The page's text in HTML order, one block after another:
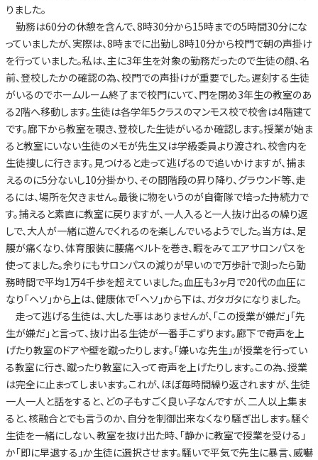
りました。
勤務は60分の休憩を含んで、8時30分から15時までの5時間30分にな
っていましたが、実際は、8時までに出勤し8時10分から校門で朝の声掛け
を行っていました。私は、主に3年生を対象の勤務だったので生徒の顔、名
前、登校したかの確認の為、校門での声掛けが重要でした。遅刻する生徒
がいるのでホームルーム終了まで校門にいて、門を閉め3年生の教室のあ
る2階へ移動します。生徒は各学年5クラスのマンモス校で校舎は4階建て
です。廊下から教室を覗き、登校した生徒がいるか確認します。授業が始ま
ると教室にいない生徒のメモが先生又は学級委員より渡され、校舎内を
生徒捜しに行きます。見つけると走って逃げるので追いかけますが、捕ま
えるのに5分ないし10分掛かり、その間階段の昇り降り、グラウンド等、走
るには、場所を欠きません。最後に物をいうのが自衛隊で培った持続力で
す。捕えると素直に教室に戻りますが、一人入ると一人抜け出るの繰り返
しで、大人が一緒に遊んでくれるのを楽しんでいるようでした。当方は、足
腰が痛くなり、体育服装に腰痛ベルトを巻き、暇をみてエアサロンパスを
使ってました。余りにもサロンパスの減りが早いので万歩計で測ったら勤
務時間で平均1万4千歩を超えていました。血圧も3ヶ月で20代の血圧に
なり「ヘソ」から上は、健康体で「ヘソ」から下は、ガタガタになりました。
走って逃げる生徒は、大した事はありませんが、「この授業が嫌だ」「先
生が嫌だ」と言って、抜け出る生徒が一番手こずります。廊下で奇声を上
げたり教室のドアや壁を蹴ったりします。「嫌いな先生」が授業を行ってい
る教室に行き、蹴ったり教室に入って奇声を上げたりします。この為、授業
は完全に止まってしまいます。これが、ほぼ毎時間繰り返されますが、生徒
一人一人と話をすると、どの子もすごく良い子なんですが、二人以上集ま
ると、核融合とでも言うのか、自分を制御出来なくなり騒ぎ出します。騒ぐ
生徒を一緒にしない、教室を抜け出た時、「静かに教室で授業を受ける」
か「即に早退する」か生徒に選択させます。騒いで平気で先生に暴言、威嚇